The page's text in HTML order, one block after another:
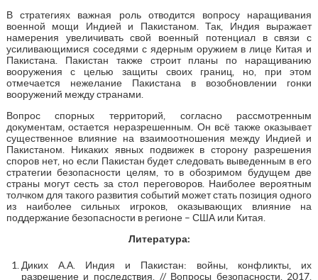
В стратегиях важная роль отводится вопросу наращивания
военной мощи Индией и Пакистаном. Так, Индия выражает
намерения увеличивать свой военный потенциал в связи с
усиливающимися соседями с ядерным оружием в лице Китая и
Пакистана. Пакистан также строит планы по наращиванию
вооружения с целью защиты своих границ, но, при этом
отмечается нежелание Пакистана в возобновлении гонки
вооружений между странами.
Вопрос спорных территорий, согласно рассмотренным
документам, остается неразрешенным. Он всё также оказывает
существенное влияние на взаимоотношения между Индией и
Пакистаном. Никаких явных подвижек в сторону разрешения
споров нет, но если Пакистан будет следовать выведенным в его
стратегии безопасности целям, то в обозримом будущем две
страны могут сесть за стол переговоров. Наиболее вероятным
толчком для такого развития событий может стать позиция одного
из наиболее сильных игроков, оказывающих влияние на
поддержание безопасности в регионе – США или Китая.
Литература:
Диких А.А. Индия и Пакистан: войны, конфликты, их
разрешение и последствия. // Вопросы безопасности. 2017.